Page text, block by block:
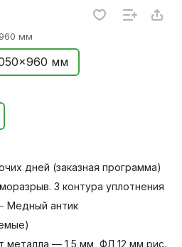
мм
мм
дней (заказная программа)
3 контура уплотнения
Медный антик
металла — 1,5 мм, ФЛ 12 мм рис.